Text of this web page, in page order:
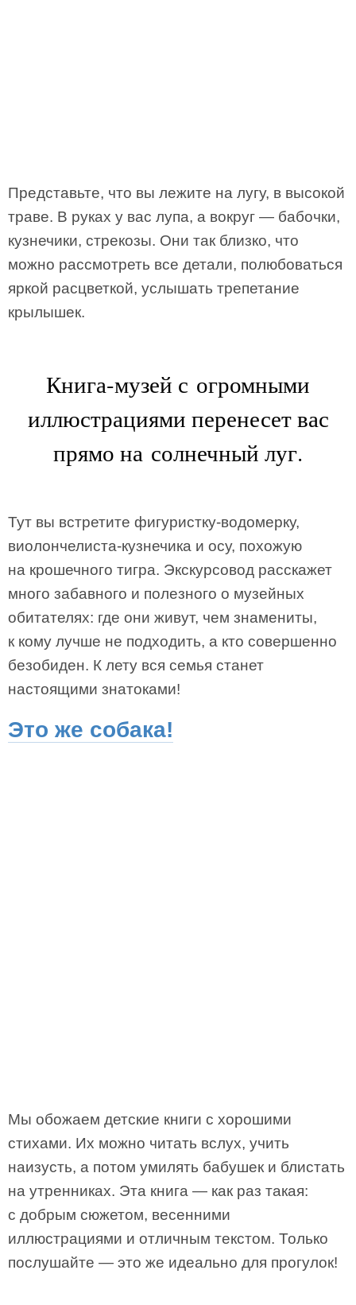
Представьте, что вы лежите на лугу, в высокой
траве. В руках у вас лупа, а вокруг — бабочки,
кузнечики, стрекозы. Они так близко, что
можно рассмотреть все детали, полюбоваться
яркой расцветкой, услышать трепетание
крылышек.
Книга-музей с огромными
иллюстрациями перенесет вас
прямо на солнечный луг.
Тут вы встретите фигуристку-водомерку,
виолончелиста-кузнечика и осу, похожую
на крошечного тигра. Экскурсовод расскажет
много забавного и полезного о музейных
обитателях: где они живут, чем знамениты,
к кому лучше не подходить, а кто совершенно
безобиден. К лету вся семья станет
настоящими знатоками!
Это же собака!
Мы обожаем детские книги с хорошими
стихами. Их можно читать вслух, учить
наизусть, а потом умилять бабушек и блистать
на утренниках. Эта книга — как раз такая:
с добрым сюжетом, весенними
иллюстрациями и отличным текстом. Только
послушайте — это же идеально для прогулок!